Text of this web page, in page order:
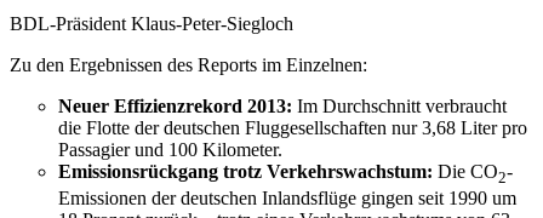
BDL-Präsident Klaus-Peter-Siegloch
Zu den Ergebnissen des Reports im Einzelnen:
Neuer Effizienzrekord 2013: Im Durchschnitt verbraucht
die Flotte der deutschen Fluggesellschaften nur 3,68 Liter pro
Passagier und 100 Kilometer.
Emissionsrückgang trotz Verkehrswachstum: Die CO2-
Emissionen der deutschen Inlandsflüge gingen seit 1990 um